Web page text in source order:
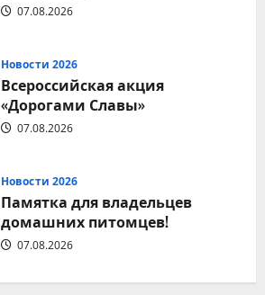
07.08.2026
Новости 2026
Всероссийская акция
«Дорогами Славы»
07.08.2026
Новости 2026
Памятка для владельцев
домашних питомцев!
07.08.2026